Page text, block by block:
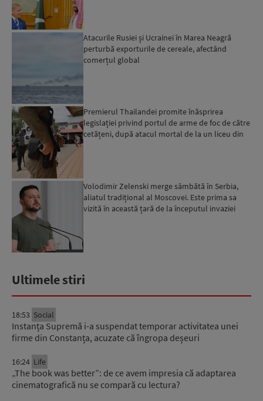
Atacurile Rusiei și Ucrainei în Marea Neagră
perturbă exporturile de cereale, afectând
comerțul global
Premierul Thailandei promite înăsprirea
legislației privind portul de arme de foc de către
cetățeni, după atacul mortal de la un liceu din
Volodimir Zelenski merge sâmbătă în Serbia,
aliatul tradițional al Moscovei. Este prima sa
vizită în această țară de la începutul invaziei
Ultimele stiri
18:53 Social
Instanța Supremă i-a suspendat temporar activitatea unei
firme din Constanța, acuzate că îngropa deșeuri
16:24 Life
„The book was better”: de ce avem impresia că adaptarea
cinematografică nu se compară cu lectura?